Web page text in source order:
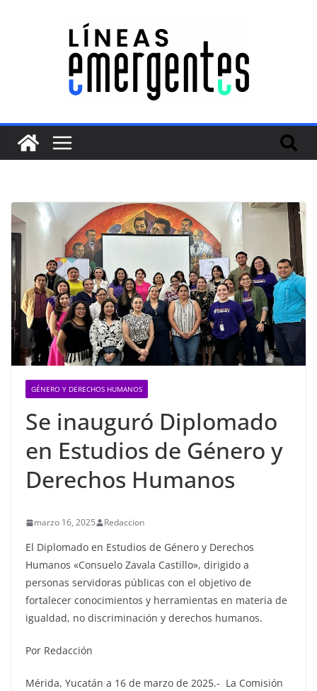
GÉNERO Y DERECHOS HUMANOS
Se inauguró Diplomado
en Estudios de Género y
Derechos Humanos
marzo 16, 2025 Redaccion
El Diplomado en Estudios de Género y Derechos
Humanos «Consuelo Zavala Castillo», dirigido a
personas servidoras públicas con el objetivo de
fortalecer conocimientos y herramientas en materia de
igualdad, no discriminación y derechos humanos.
Por Redacción
Mérida, Yucatán a 16 de marzo de 2025.- La Comisión